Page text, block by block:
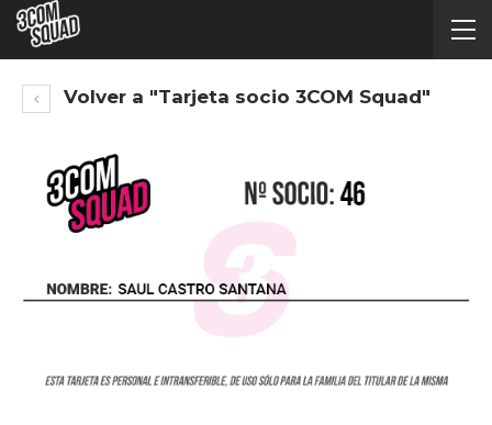
Volver a "Tarjeta socio 3COM Squad"